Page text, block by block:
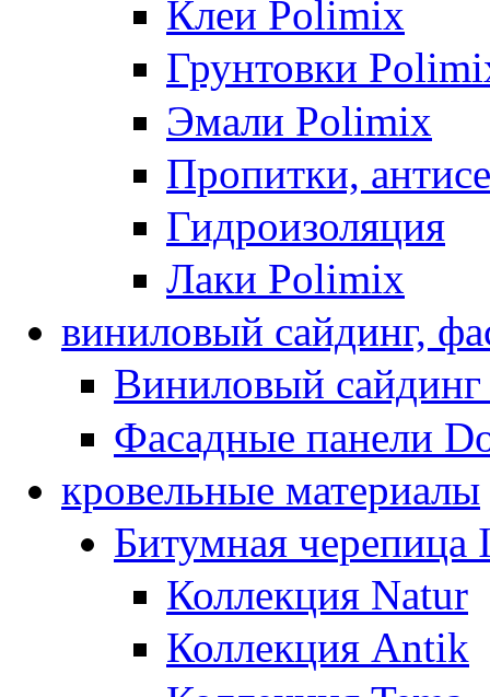
Клеи Polimix
Грунтовки
Эмали Polimix
Пропитки,
Гидроизоляция
Лаки Polimix
виниловый сайдинг,
Виниловый
Фасадные панели
кровельные материалы
Битумная черепица
Коллекция Natur
Коллекция Antik